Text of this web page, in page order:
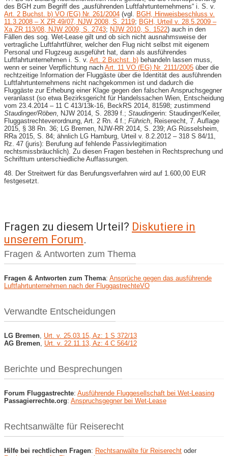
des BGH zum Begriff des „ausführenden Luftfahrtunternehmens“ i. S. v.
Art. 2 Buchst. b) VO (EG) Nr. 261/2004 (vgl. BGH, Hinweisbeschluss v.
11.3.2008 – X ZR 49/07, NJW 2008, S. 2119; BGH, Urteil v. 28.5.2009 –
Xa ZR 113/08, NJW 2009, S. 2743; NJW 2010, S. 1522) auch in den
Fällen des sog. Wet-Lease gilt und ob sich nicht ausnahmsweise der
vertragliche Luftfahrtführer, welcher den Flug nicht selbst mit eigenem
Personal und Flugzeug ausgeführt hat, dann als ausführendes
Luftfahrtunternehmen i. S. v. Art. 2 Buchst. b) behandeln lassen muss,
wenn er seiner Verpflichtung nach Art. 11 VO (EG) Nr. 2111/2005 über die
rechtzeitige Information der Fluggäste über die Identität des ausführenden
Luftfahrtunternehmens nicht nachgekommen ist und dadurch die
Fluggäste zur Erhebung einer Klage gegen den falschen Anspruchsgegner
veranlasst (so etwa Bezirksgericht für Handelssachen Wien, Entscheidung
vom 23.4.2014 – 11 C 413/13k-16, BeckRS 2014, 81598; zustimmend
Staudinger/Röben , NJW 2014, S. 2839 f.; Staudingerin: Staudinger/Keiler,
Fluggastrechteverordnung, Art. 2 Rn. 4 f.; Führich , Reiserecht, 7. Auflage
2015, § 38 Rn. 36; LG Bremen, NJW-RR 2014, S. 239; AG Rüsselsheim,
RRa 2015, S. 84; ähnlich LG Hamburg, Urteil v. 8.2.2012 – 318 S 84/11,
Rz. 47 (juris): Berufung auf fehlende Passivlegitimation
rechtsmissbräuchlich). Zu diesen Fragen bestehen in Rechtsprechung und
Schrifttum unterschiedliche Auffassungen.
48. Der Streitwert für das Berufungsverfahren wird auf 1.600,00 EUR
festgesetzt.
Fragen zu diesem Urteil? Diskutiere in
unserem Forum.
Fragen & Antworten zum Thema
Fragen & Antworten zum Thema: Ansprüche gegen das ausführende
Luftfahrtunternehmen nach der FluggastrechteVO
Verwandte Entscheidungen
LG Bremen Urt. v. 25.03.15, Az: 1 S 372/13
AG Bremen Urt. v. 22.11.13, Az: 4 C 564/12
Berichte und Besprechungen
Forum Fluggastrechte: Ausführende Fluggesellschaft bei Wet-Leasing
Passagierrechte.org: Anspruchsgegner bei Wet-Lease
Rechtsanwälte für Reiserecht
Hilfe bei rechtlichen Fragen: Rechtsanwälte für Reiserecht oder